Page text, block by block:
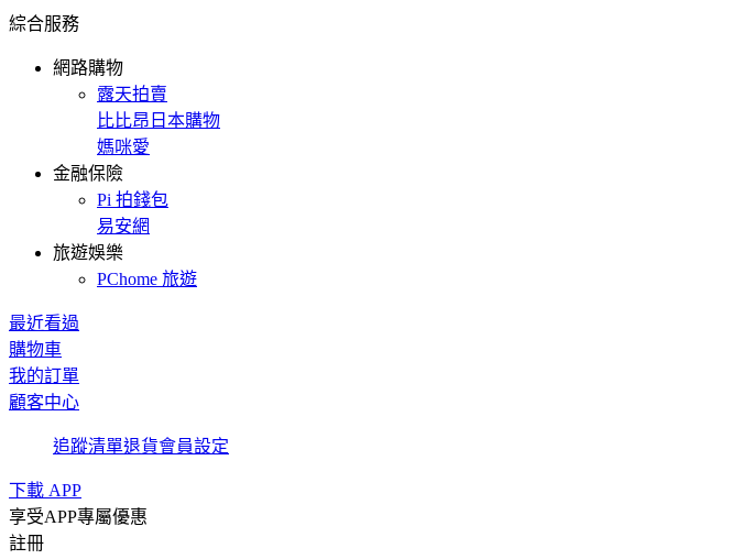
綜合服務
網路購物
露天拍賣
比比昂日本購物
媽咪愛
金融保險
Pi 拍錢包
易安網
旅遊娛樂
PChome 旅遊
最近看過
購物車
我的訂單
顧客中心
追蹤清單退貨會員設定
下載 APP
享受APP專屬優惠
註冊